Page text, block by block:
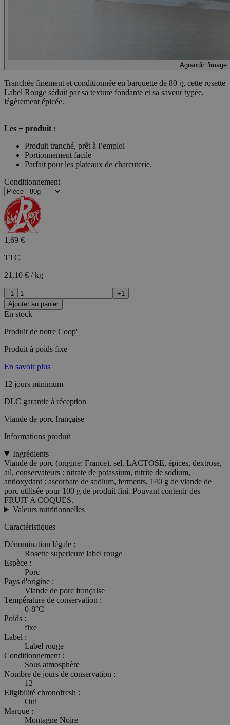
Agrandir l'image
Tranchée finement et conditionnée en barquette de 80 g, cette rosette
Label Rouge séduit par sa texture fondante et sa saveur typée,
légèrement épicée.
Les + produit :
Produit tranché, prêt à l’emploi
Portionnement facile
Parfait pour les plateaux de charcuterie.
Conditionnement
1,69 €
TTC
21,10 € / kg
-1
+1
Ajouter au panier
En stock
Produit de notre Coop'
Produit à poids fixe
En savoir plus
12 jours minimum
DLC garantie à réception
Viande de porc française
Informations produit
Ingrédients
Viande de porc (origine: France), sel, LACTOSE, épices, dextrose,
ail, conservateurs : nitrate de potassium, nitrite de sodium,
antioxydant : ascorbate de sodium, ferments. 140 g de viande de
porc utilisée pour 100 g de produit fini. Pouvant contenir des
FRUIT A COQUES.
Valeurs nutritionnelles
Caractéristiques
Dénomination légale :
Rosette superieure label rouge
Espèce :
Porc
Pays d'origine :
Viande de porc française
Température de conservation :
0-8°C
Poids :
fixe
Label :
Label rouge
Conditionnement :
Sous atmosphère
Nombre de jours de conservation :
12
Eligibilité chronofresh :
Oui
Marque :
Montagne Noire